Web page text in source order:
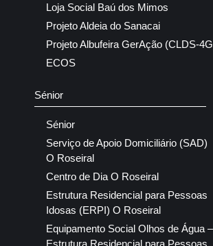
Loja Social Baú dos Mimos
Projeto Aldeia do Sanacai
Projeto Albufeira GerAção (CLDS-
ECOS
Sénior
Sénior
Serviço de Apoio Domiciliário (SAD)
O Roseiral
Centro de Dia O Roseiral
Estrutura Residencial para Pessoas
Idosas (ERPI) O Roseiral
Equipamento Social Olhos de Água –
Estrutura Residencial para Pessoas